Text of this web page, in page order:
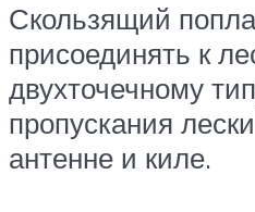
Скользящий
присоединять к
двухточечному
пропускания
антенне и киле.